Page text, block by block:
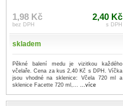
1,98 Kč
bez DPH
2,40 Kč
s DPH
skladem
Pěkné balení medu je vizitkou každého
včelaře. Cena za kus 2,40 Kč s DPH. Víčka
jsou vhodné na sklenice: Včela 720 ml a
sklenice Facette 720 ml,... ...více